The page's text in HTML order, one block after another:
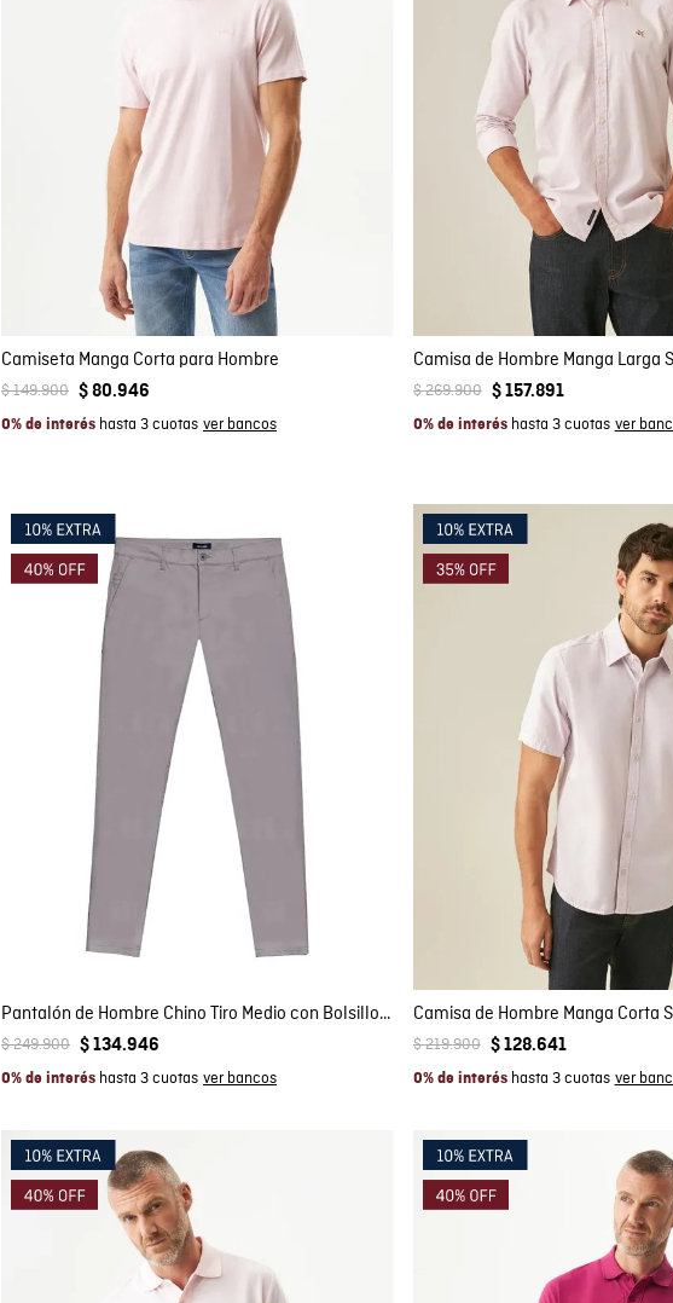
Compra rápida
AGREGAR AL CARRITO
M
S XL
XS XXL
L
Camiseta Manga Corta para Hombre
$149.900 $80.946
0% de interés hasta 3 cuotas
Compra rápida
AGREGAR AL CARRITO
$269.900 $ 157.891
0% de interéshasta 3 cuotas
Compra rápida
AGREGAR AL CARRITO
32
Pantalón de Hombre Chino Tiro Medio con Bolsillos Diagonales en Mezcla de Algodón
$249.900 $134.946
0% de interés hasta 3 cuotas
Compra rápida
AGREGAR AL CARRITO
$219.900 $ 128.641
0% de interéshasta 3 cuotas